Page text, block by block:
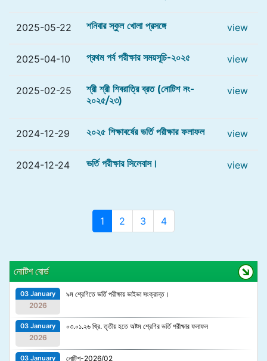
2025-05-22 শনিবার স্কুল খোলা প্রসঙ্গে view
2025-04-10 প্রথম পর্ব পরীক্ষার সময়সূচি-২০২৫ view
2025-02-25
শ্রী শ্রী শিবরাত্রি ব্রত (নোটিশ নং-
২০২৫/২৩)
view
2024-12-29 ২০২৫ শিক্ষাবর্ষের ভর্তি পরীক্ষার ফলাফল view
2024-12-24 ভর্তি পরীক্ষার সিলেবাস। view
1 (current)
2 3 4
নোটিশ বোর্ড
03 January
2026
৯ম শ্রেণিতে ভর্তি পরীক্ষায় ভাইভা সংক্রান্ত।
03 January
2026
০৩.০১.২৬ খ্রি. তৃতীয় হতে অষ্টম শ্রেণির ভর্তি পরীক্ষার ফলাফল
03 January নোটিশ-2026/02